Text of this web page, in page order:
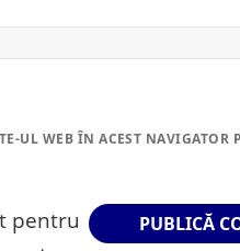
UL WEB ÎN ACEST NAVIGATOR
pentru